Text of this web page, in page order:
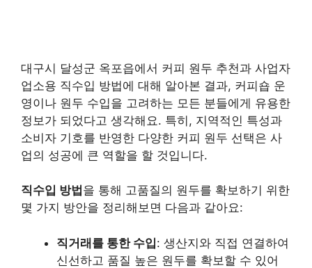
대구시 달성군 옥포읍에서 커피 원두 추천과 사업자
업소용 직수입 방법에 대해 알아본 결과, 커피숍 운
영이나 원두 수입을 고려하는 모든 분들에게 유용한
정보가 되었다고 생각해요. 특히, 지역적인 특성과
소비자 기호를 반영한 다양한 커피 원두 선택은 사
업의 성공에 큰 역할을 할 것입니다.
직수입 방법 을 통해 고품질의 원두를 확보하기 위한
몇 가지 방안을 정리해보면 다음과 같아요:
직거래를 통한 수입: 생산지와 직접 연결하여
신선하고 품질 높은 원두를 확보할 수 있어